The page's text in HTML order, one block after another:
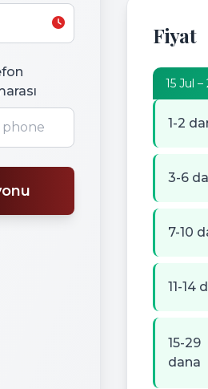
Fiyat
15 Jul
1-2
3-6
7-10
11-14
15-29
dana